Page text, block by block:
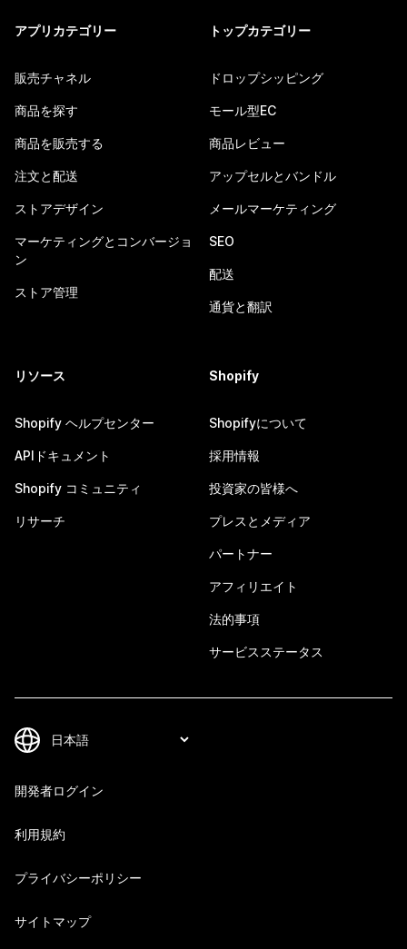
アプリカテゴリー
販売チャネル
商品を探す
商品を販売する
注文と配送
ストアデザイン
マーケティングとコンバージョ
ン
ストア管理
トップカテゴリー
ドロップシッピング
モール型EC
商品レビュー
アップセルとバンドル
メールマーケティング
SEO
配送
通貨と翻訳
リソース
Shopify ヘルプセンター
APIドキュメント
Shopify コミュニティ
リサーチ
Shopify
Shopifyについて
採用情報
投資家の皆様へ
プレスとメディア
パートナー
アフィリエイト
法的事項
サービスステータス
開発者ログイン
利用規約
プライバシーポリシー
サイトマップ